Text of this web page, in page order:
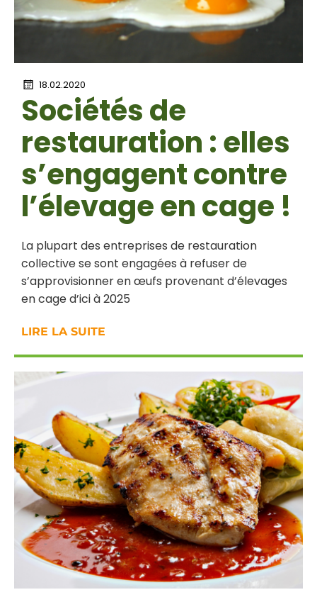
18.02.2020
Sociétés de
restauration : elles
s’engagent contre
l’élevage en cage !
La plupart des entreprises de restauration
collective se sont engagées à refuser de
s’approvisionner en œufs provenant d’élevages
en cage d’ici à 2025
LIRE LA SUITE